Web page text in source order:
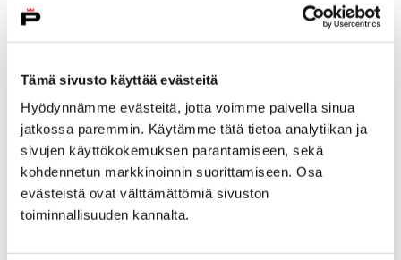
Tämä sivusto käyttää evästeitä
Hyödynnämme evästeitä, jotta voimme palvella sinua
jatkossa paremmin. Käytämme tätä tietoa analytiikan ja
sivujen käyttökokemuksen parantamiseen, sekä
kohdennetun markkinoinnin suorittamiseen. Osa
evästeistä ovat välttämättömiä sivuston
toiminnallisuuden kannalta.
teetetään selvitys osallistaen